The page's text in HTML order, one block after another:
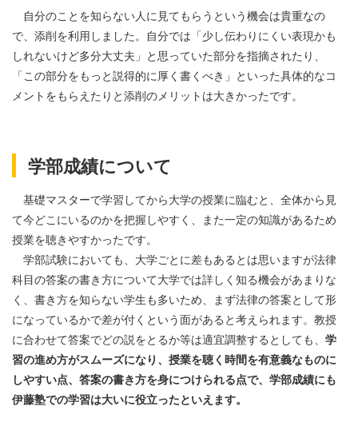
自分のことを知らない人に見てもらうという機会は貴重なの
で、添削を利用しました。自分では「少し伝わりにくい表現かも
しれないけど多分大丈夫」と思っていた部分を指摘されたり、
「この部分をもっと説得的に厚く書くべき」といった具体的なコ
メントをもらえたりと添削のメリットは大きかったです。
学部成績について
基礎マスターで学習してから大学の授業に臨むと、全体から見
て今どこにいるのかを把握しやすく、また一定の知識があるため
授業を聴きやすかったです。
学部試験においても、大学ごとに差もあるとは思いますが法律
科目の答案の書き方について大学では詳しく知る機会があまりな
く、書き方を知らない学生も多いため、まず法律の答案として形
になっているかで差が付くという面があると考えられます。教授
に合わせて答案でどの説をとるか等は適宜調整するとしても、 学
習の進め方がスムーズになり、授業を聴く時間を有意義なものに
しやすい点、答案の書き方を身につけられる点で、学部成績にも
伊藤塾での学習は大いに役立ったといえます。